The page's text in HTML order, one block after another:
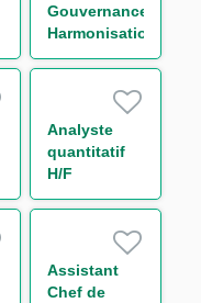
Gouvernance
Harmonisation
des
Surveillance
Monitoring
Analyste
quantitatif
H/F
Assistant
Chef de